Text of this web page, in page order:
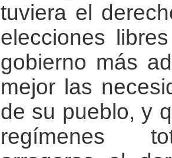
tuviera el
elecciones
gobierno más
mejor las
de su pueblo, y
regímenes